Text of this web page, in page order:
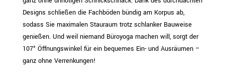
Designs schließen die Fachböden bündig am Korpus ab,
sodass Sie maximalen Stauraum trotz schlanker Bauweise
genießen. Und weil niemand Büroyoga machen will, sorgt der
107° Öffnungswinkel für ein bequemes Ein- und Ausräumen –
ganz ohne Verrenkungen!